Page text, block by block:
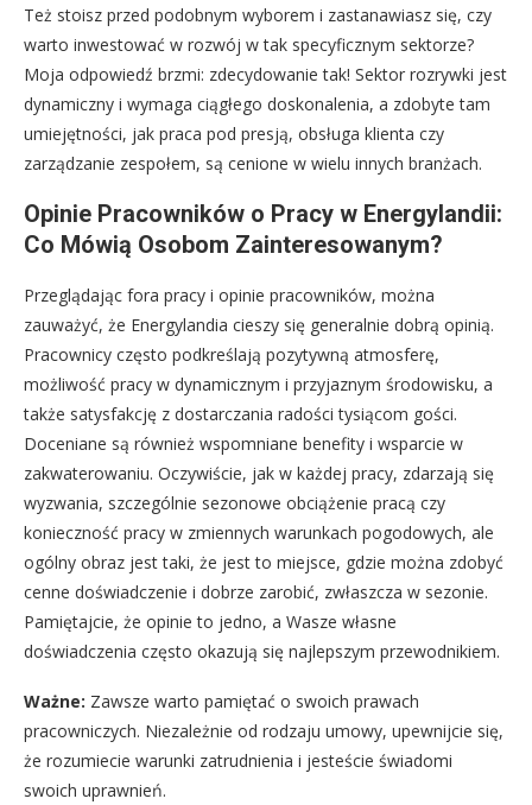
Też stoisz przed podobnym wyborem i zastanawiasz się, czy
warto inwestować w rozwój w tak specyficznym sektorze?
Moja odpowiedź brzmi: zdecydowanie tak! Sektor rozrywki jest
dynamiczny i wymaga ciągłego doskonalenia, a zdobyte tam
umiejętności, jak praca pod presją, obsługa klienta czy
zarządzanie zespołem, są cenione w wielu innych branżach.
Opinie Pracowników o Pracy w Energylandii:
Co Mówią Osobom Zainteresowanym?
Przeglądając fora pracy i opinie pracowników, można
zauważyć, że Energylandia cieszy się generalnie dobrą opinią.
Pracownicy często podkreślają pozytywną atmosferę,
możliwość pracy w dynamicznym i przyjaznym środowisku, a
także satysfakcję z dostarczania radości tysiącom gości.
Doceniane są również wspomniane benefity i wsparcie w
zakwaterowaniu. Oczywiście, jak w każdej pracy, zdarzają się
wyzwania, szczególnie sezonowe obciążenie pracą czy
konieczność pracy w zmiennych warunkach pogodowych, ale
ogólny obraz jest taki, że jest to miejsce, gdzie można zdobyć
cenne doświadczenie i dobrze zarobić, zwłaszcza w sezonie.
Pamiętajcie, że opinie to jedno, a Wasze własne
doświadczenia często okazują się najlepszym przewodnikiem.
Ważne: Zawsze warto pamiętać o swoich prawach
pracowniczych. Niezależnie od rodzaju umowy, upewnijcie się,
że rozumiecie warunki zatrudnienia i jesteście świadomi
swoich uprawnień.